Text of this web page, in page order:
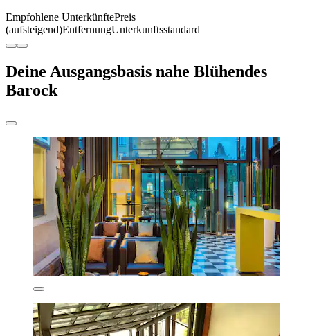
Empfohlene UnterkünftePreis
(aufsteigend)EntfernungUnterkunftsstandard
Deine Ausgangsbasis nahe Blühendes
Barock